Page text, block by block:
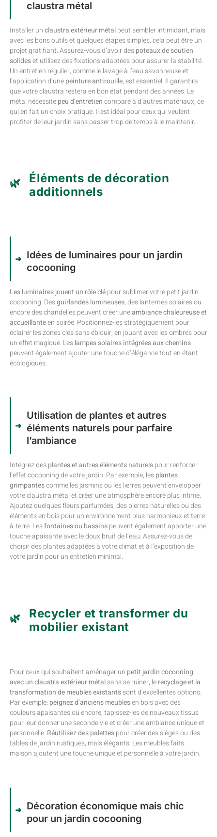
claustra métal
Installer unclaustra extérieur métalpeut sembler intimidant, mais
avec les bons outils et quelques étapes simples, cela peut être un
projet gratifiant. Assurez-vous d’avoir despoteaux de soutien
solideset utilisez des fixations adaptées pour assurer la stabilité.
Un entretien régulier, comme le lavage à l’eau savonneuse et
l’application d’unepeinture antirouille, est essentiel. Il garantira
que votre claustra restera en bon état pendant des années. Le
métal nécessitepeu d’entretiencomparé à d’autres matériaux, ce
qui en fait un choix pratique. Il est idéal pour ceux qui veulent
profiter de leur jardin sans passer trop de temps à le maintenir.
Éléments de décoration
additionnels
Idées de luminaires pour un jardin
cocooning
Les luminaires jouent un rôle clépour sublimer votre petit jardin
cocooning. Desguirlandes lumineuses, des lanternes solaires ou
encore des chandelles peuvent créer uneambiance chaleureuse et
accueillanteen soirée. Positionnez-les stratégiquement pour
éclairer les zones clés sans éblouir, en jouant avec les ombres pour
un effet magique. Leslampes solaires intégrées aux chemins
peuvent également ajouter une touche d’élégance tout en étant
écologiques.
Utilisation de plantes et autres
éléments naturels pour parfaire
l’ambiance
Intégrez desplantes et autres éléments naturelspour renforcer
l’effet cocooning de votre jardin. Par exemple, lesplantes
grimpantescomme les jasmins ou les lierres peuvent envelopper
votre claustra métal et créer une atmosphère encore plus intime.
Ajoutez quelques fleurs parfumées, des pierres naturelles ou des
éléments en bois pour un environnement plus harmonieux et terre-
à-terre. Lesfontaines ou bassinspeuvent également apporter une
touche apaisante avec le doux bruit de l’eau. Assurez-vous de
choisir des plantes adaptées à votre climat et à l’exposition de
votre jardin pour un entretien minimal.
Recycler et transformer du
mobilier existant
Pour ceux qui souhaitent aménager un petit jardin cocooning
avec un claustra extérieur métalsans se ruiner, lerecyclage et la
transformation de meubles existantssont d’excellentes options.
Par exemple, peignez d’anciens meublesen bois avec des
couleurs apaisantes ou encore, tapissez-les de nouveaux tissus
pour leur donner une seconde vie et créer une ambiance unique et
personnelle. Réutilisez des palettespour créer des sièges ou des
tables de jardin rustiques, mais élégants. Les meubles faits
maison ajoutent une touche unique et personnelle à votre jardin.
Décoration économique mais chic
pour un jardin cocooning